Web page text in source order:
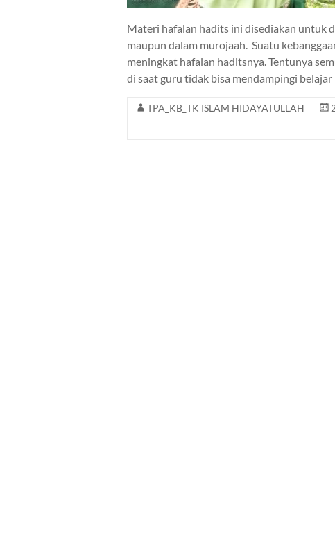
Materi hafalan hadits ini disediakan untuk
maupun dalam murojaah. Suatu
meningkat hafalan haditsnya. Tentunya
di saat guru tidak bisa mendampingi belajar
TPA_KB_TK ISLAM HIDAYATULLAH